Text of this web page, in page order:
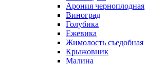
Арония черноплодная
Виноград
Голубика
Ежевика
Жимолость съедобная
Крыжовник
Малина